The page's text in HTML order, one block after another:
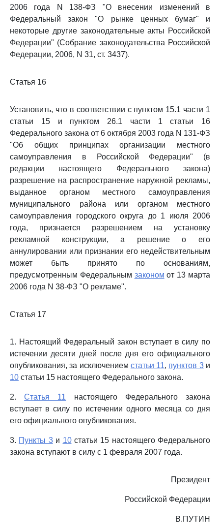
2006 года N 138-ФЗ "О внесении изменений в
Федеральный закон "О рынке ценных бумаг" и
некоторые другие законодательные акты Российской
Федерации" (Собрание законодательства Российской
Федерации, 2006, N 31, ст. 3437).
Статья 16
Установить, что в соответствии с пунктом 15.1 части 1
статьи 15 и пунктом 26.1 части 1 статьи 16
Федерального закона от 6 октября 2003 года N 131-ФЗ
"Об общих принципах организации местного
самоуправления в Российской Федерации" (в
редакции настоящего Федерального закона)
разрешение на распространение наружной рекламы,
выданное органом местного самоуправления
муниципального района или органом местного
самоуправления городского округа до 1 июля 2006
года, признается разрешением на установку
рекламной конструкции, а решение о его
аннулировании или признании его недействительным
может быть принято по основаниям,
предусмотренным Федеральным законом от 13 марта
2006 года N 38-ФЗ "О рекламе".
Статья 17
1. Настоящий Федеральный закон вступает в силу по
истечении десяти дней после дня его официального
опубликования, за исключением статьи 11, пунктов 3и
10 статьи 15 настоящего Федерального закона.
2.Статья 11 настоящего Федерального закона
вступает в силу по истечении одного месяца со дня
его официального опубликования.
3. Пункты 3и 10статьи 15 настоящего Федерального
закона вступают в силу с 1 февраля 2007 года.
Президент
Российской Федерации
В.ПУТИН